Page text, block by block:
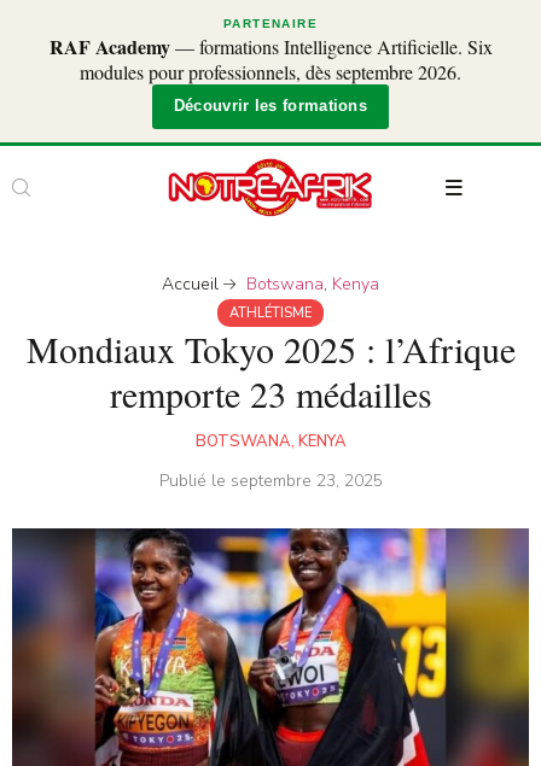
PARTENAIRE
RAF Academy— formations Intelligence Artificielle. Six
modules pour professionnels, dès septembre 2026.
Découvrir les formations
Accueil Botswana, Kenya
ATHLÉTISME
Mondiaux Tokyo 2025 : l’Afrique
remporte 23 médailles
BOTSWANA, KENYA
Publié le septembre 23, 2025